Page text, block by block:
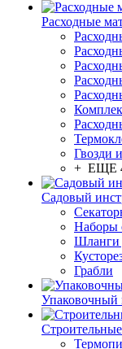
Расходные
Гвозди
+ ЕЩЕ
Садовый
Наборы
Шланги
Грабли
Упаковочный